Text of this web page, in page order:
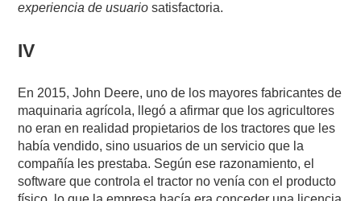
experiencia de usuario satisfactoria.
IV
En 2015, John Deere, uno de los mayores fabricantes de
maquinaria agrícola, llegó a afirmar que los agricultores
no eran en realidad propietarios de los tractores que les
había vendido, sino usuarios de un servicio que la
compañía les prestaba. Según ese razonamiento, el
software que controla el tractor no venía con el producto